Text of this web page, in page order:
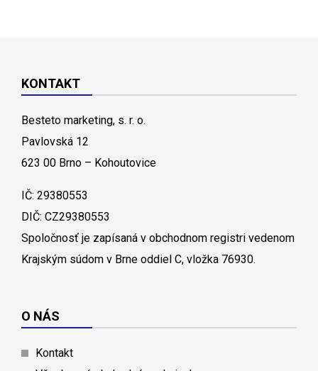
KONTAKT
Besteto marketing, s. r. o.
Pavlovská 12
623 00 Brno – Kohoutovice
IČ: 29380553
DIČ: CZ29380553
Spoločnosť je zapísaná v obchodnom registri vedenom
Krajským súdom v Brne oddiel C, vložka 76930.
O NÁS
Kontakt